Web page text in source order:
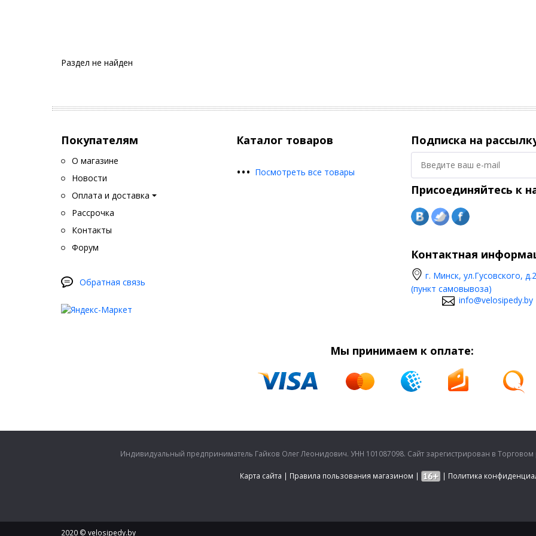
Раздел не найден
Покупателям
О магазине
Новости
Оплата и доставка
Рассрочка
Контакты
Форум
Обратная связь
Каталог товаров
••• Посмотреть все товары
Подписка на
Присоединяйтесь к
Контактная
г. Минск, ул.Гусовского,
(пункт самовывоза)
info@velosipedy.by
Мы принимаем к оплате:
Индивидуальный предприниматель Гайков Олег Леонидович. УНН 101087098. Сайт зарегистрирован в Торговом
Карта сайта | Правила пользования магазином | | Политика
2020 © velosipedy.by